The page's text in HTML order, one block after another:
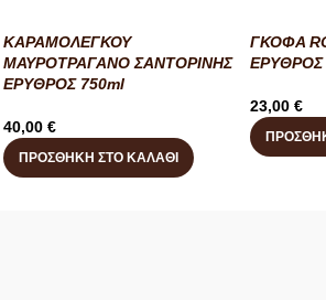
ΚΑΡΑΜΟΛΕΓΚΟΥ
ΜΑΥΡΟΤΡΑΓΑΝΟ ΣΑΝΤΟΡΙΝΗΣ
ΕΡΥΘΡΟΣ 750ml
40,00 €
ΠΡΟΣΘΉΚΗ ΣΤΟ ΚΑΛΆΘΙ
ΓΚΟΦΑ
ΕΡΥΘΡΟΣ
23,00 €